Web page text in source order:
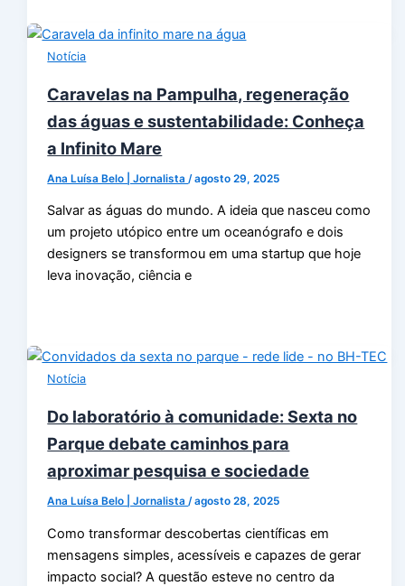
Notícia
Caravelas na Pampulha, regeneração
das águas e sustentabilidade: Conheça
a Infinito Mare
Ana Luísa Belo | Jornalista/agosto 29, 2025
Salvar as águas do mundo. A ideia que nasceu como
um projeto utópico entre um oceanógrafo e dois
designers se transformou em uma startup que hoje
leva inovação, ciência e
Notícia
Do laboratório à comunidade: Sexta no
Parque debate caminhos para
aproximar pesquisa e sociedade
Ana Luísa Belo | Jornalista/agosto 28, 2025
Como transformar descobertas científicas em
mensagens simples, acessíveis e capazes de gerar
impacto social? A questão esteve no centro da